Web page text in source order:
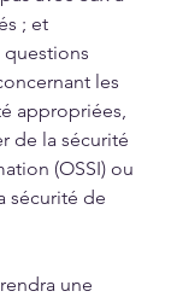
; et
les
appropriées,
de la sécurité
(OSSI) ou
sécurité de
une